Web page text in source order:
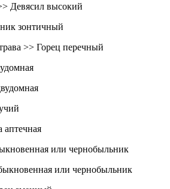
Девясил высокий
зонтичный
>> Горец перечный
или чернобыльник
или чернобыльник